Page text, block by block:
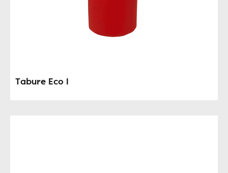
Tabure Eco I